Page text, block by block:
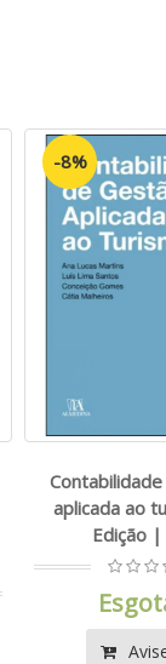
-8%
aplicada ao
Edição